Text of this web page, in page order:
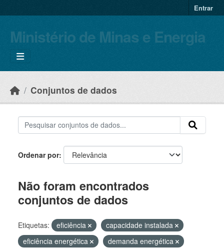
Entrar
Ministério de Minas e Energia
Conjuntos de dados
Ordenar por
Não foram encontrados
conjuntos de dados
Etiquetas: eficiência
capacidade instalada
eficiência energética
demanda energética